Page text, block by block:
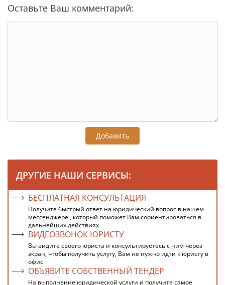
Оставьте Ваш комментарий:
Добавить
ДРУГИЕ НАШИ СЕРВИСЫ:
БЕСПЛАТНАЯ КОНСУЛЬТАЦИЯ
Получите быстрый ответ на юридический вопрос в нашем
мессенджере , который поможет Вам сориентироваться в
дальнейших действиях
ВИДЕОЗВОНОК ЮРИСТУ
Вы видите своего юриста и консультируетесь с ним через
экран, чтобы получить услугу, Вам не нужно идти к юристу в
офис
ОБЪЯВИТЕ СОБСТВЕННЫЙ ТЕНДЕР
На выполнение юридической услуги и получите самое